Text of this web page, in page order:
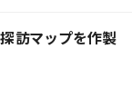
訪マップを作製